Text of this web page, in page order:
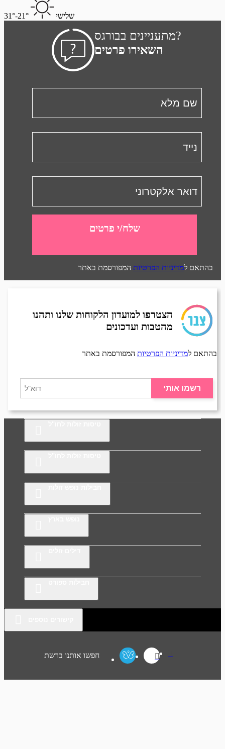
שלישי 21°-31°
מתעניינים בבורגס?
השאירו פרטים
שלח/י פרטים
בהתאם למדיניות הפרטיות המפורסמת באתר
הצטרפו למועדון הלקוחות שלנו ותהנו
מהטבות ועדכונים
בהתאם למדיניות הפרטיות המפורסמת באתר
רשמו אותי
חפשו אותנו ברשת